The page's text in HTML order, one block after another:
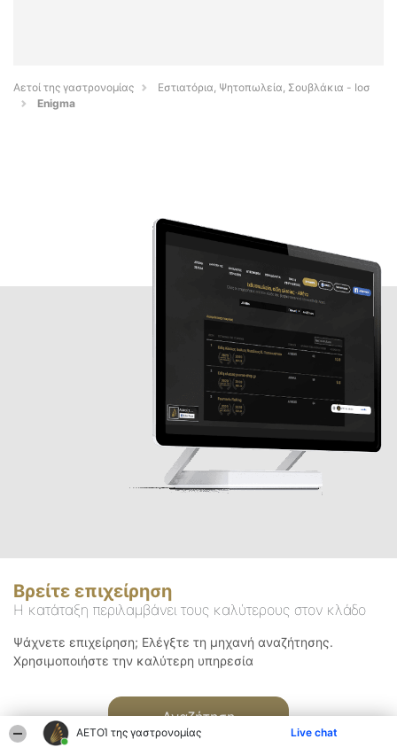
ΑΕΤΟΊ της γαστρονομίας Live chat
Αετοί της γαστρονομίας
Εστιατόρια, Ψητοπωλεία, Σουβλάκια - Ιοσ
Enigma
Βρείτε επιχείρηση
Η κατάταξη περιλαμβάνει τους καλύτερους στον κλάδο
Ψάχνετε επιχείρηση; Ελέγξτε τη μηχανή αναζήτησης.
Χρησιμοποιήστε την καλύτερη υπηρεσία
Αναζήτηση